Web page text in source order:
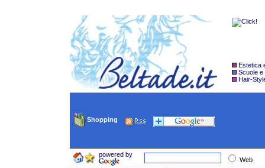
Estetica
Scuole e
Hair-
Shopping
powered by
Web